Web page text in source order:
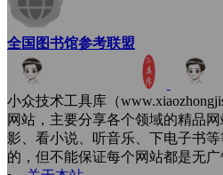
全国图书馆参考联盟
小众技术工具库（
网站，主要分享各个领域的精品
影、看小说、听音乐、下电子书
的，但不能保证每个网站都是无广